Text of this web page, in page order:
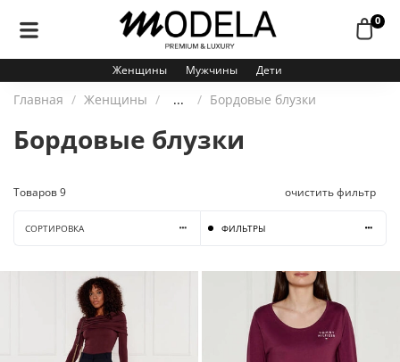
0
Женщины Мужчины Дети
Главная Женщины ... Бордовые блузки
Бордовые блузки
Товаров9 очистить фильтр
СОРТИРОВКА ФИЛЬТРЫ